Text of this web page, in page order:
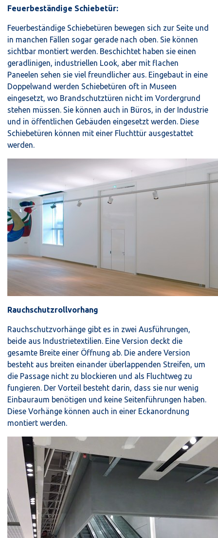
Feuerbeständige Schiebetür:
Feuerbeständige Schiebetüren bewegen sich zur Seite und
in manchen Fällen sogar gerade nach oben. Sie können
sichtbar montiert werden. Beschichtet haben sie einen
geradlinigen, industriellen Look, aber mit flachen
Paneelen sehen sie viel freundlicher aus. Eingebaut in eine
Doppelwand werden Schiebetüren oft in Museen
eingesetzt, wo Brandschutztüren nicht im Vordergrund
stehen müssen. Sie können auch in Büros, in der Industrie
und in öffentlichen Gebäuden eingesetzt werden. Diese
Schiebetüren können mit einer Fluchttür ausgestattet
werden.
Rauchschutzrollvorhang
Rauchschutzvorhänge gibt es in zwei Ausführungen,
beide aus Industrietextilien. Eine Version deckt die
gesamte Breite einer Öffnung ab. Die andere Version
besteht aus breiten einander überlappenden Streifen, um
die Passage nicht zu blockieren und als Fluchtweg zu
fungieren. Der Vorteil besteht darin, dass sie nur wenig
Einbauraum benötigen und keine Seitenführungen haben.
Diese Vorhänge können auch in einer Eckanordnung
montiert werden.